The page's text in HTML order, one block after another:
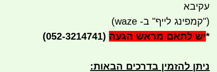
עקיבא
("קמפינג לייף" ב- waze)
*יש לתאם מראש הגעה (052-3214741)
ניתן להזמין בדרכים הבאות: